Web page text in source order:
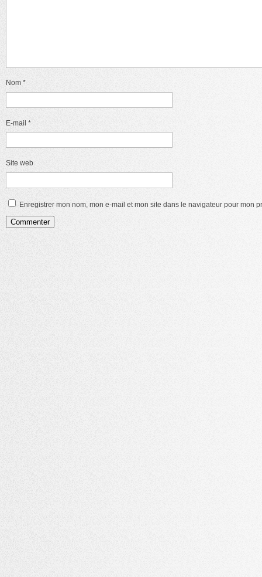
Nom *
E-mail *
Site web
Enregistrer mon nom, mon e-mail et mon site dans le navigateur pour mon